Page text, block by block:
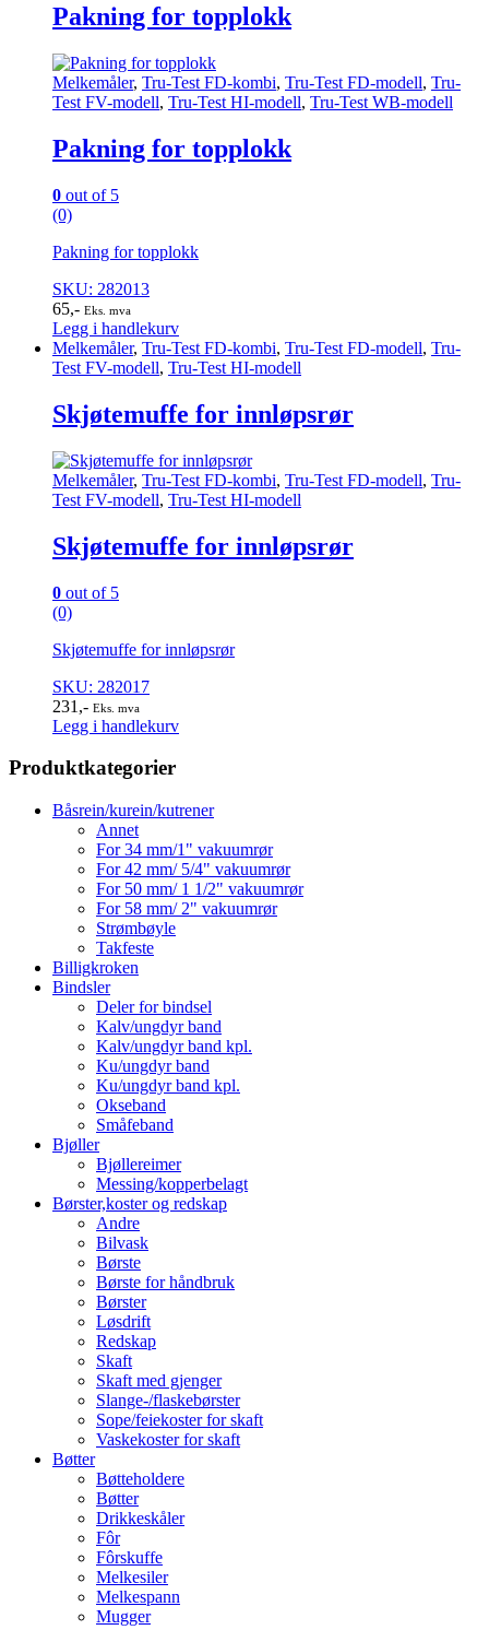
Pakning for topplokk
Melkemåler, Tru-Test FD-kombi, Tru-Test FD-modell, Tru-
Test FV-modell, Tru-Test HI-modell, Tru-Test WB-modell
Pakning for topplokk
0 out of 5
(0)
Pakning for topplokk
SKU: 282013
65,- Eks. mva
Legg i handlekurv
Melkemåler, Tru-Test FD-kombi, Tru-Test FD-modell, Tru-
Test FV-modell, Tru-Test HI-modell
Skjøtemuffe for innløpsrør
Melkemåler, Tru-Test FD-kombi, Tru-Test FD-modell, Tru-
Test FV-modell, Tru-Test HI-modell
Skjøtemuffe for innløpsrør
0 out of 5
(0)
Skjøtemuffe for innløpsrør
SKU: 282017
231 ,- Eks. mva
Legg i handlekurv
Produktkategorier
Båsrein/kurein/kutrener
Annet
For 34 mm/1" vakuumrør
For 42 mm/ 5/4" vakuumrør
For 50 mm/ 1 1/2" vakuumrør
For 58 mm/ 2" vakuumrør
Strømbøyle
Takfeste
Billigkroken
Bindsler
Deler for bindsel
Kalv/ungdyr band
Kalv/ungdyr band kpl.
Ku/ungdyr band
Ku/ungdyr band kpl.
Okseband
Småfeband
Bjøller
Bjøllereimer
Messing/kopperbelagt
Børster,koster og redskap
Andre
Bilvask
Børste
Børste for håndbruk
Børster
Løsdrift
Redskap
Skaft
Skaft med gjenger
Slange-/flaskebørster
Sope/feiekoster for skaft
Vaskekoster for skaft
Bøtter
Bøtteholdere
Bøtter
Drikkeskåler
Fôr
Fôrskuffe
Melkesiler
Melkespann
Mugger